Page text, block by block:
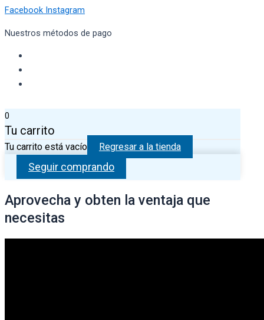
Facebook Instagram
Nuestros métodos de pago
0
Tu carrito
Tu carrito está vacío Regresar a la tienda
Seguir comprando
Aprovecha y obten la ventaja que
necesitas